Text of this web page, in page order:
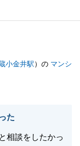
思っておりま
小金井駅）の マンシ
た
相談をしたかっ